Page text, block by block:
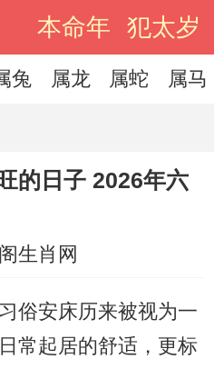
本命年 犯太岁
兔 属龙 属蛇 属马
的日子 2026年六
生肖网
俗安床历来被视为一
常起居的舒适，更标